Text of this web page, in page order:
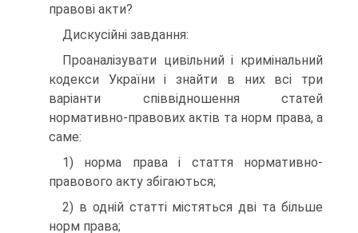
правові акти?
Дискусійні завдання:
Проаналізувати цивільний і кримінальний
кодекси України і знайти в них всі три
варіанти співвідношення статей
нормативно-правових актів та норм права, а
саме:
1) норма права і стаття нормативно-
правового акту збігаються;
2) в одній статті містяться дві та більше
норм права;